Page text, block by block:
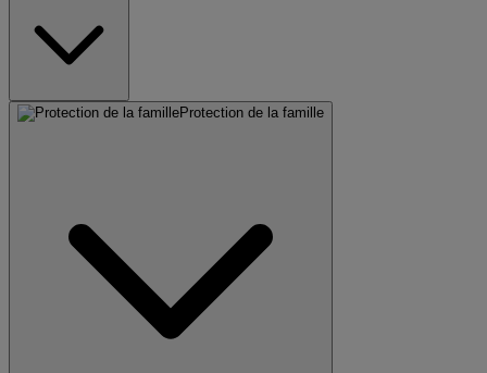
Protection de la famille